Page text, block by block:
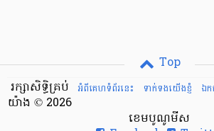
Top
អំពីគេហទំព័រនេះ
ទាក់ទងយើងខ្ញំ ឯ
រក្សាសិទ្ធិគ្រប់
យ៉ាង © 2026
ខេមបូណូមីស